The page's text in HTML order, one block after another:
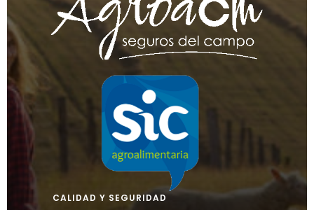
CALIDAD Y SEGURIDAD